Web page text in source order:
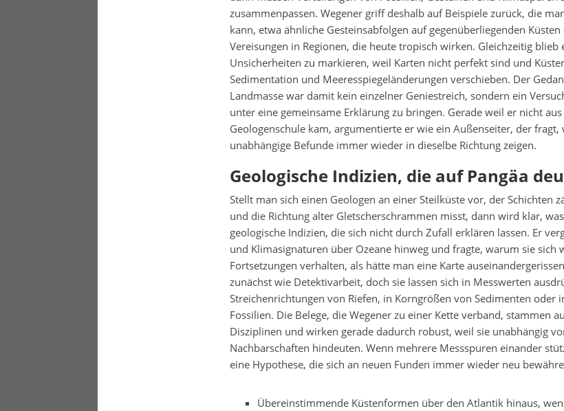
zusammenpassen. Wegener griff deshalb auf Beispiele zurück, die
kann, etwa ähnliche Gesteinsabfolgen auf gegenüberliegenden
Vereisungen in Regionen, die heute tropisch wirken. Gleichzeitig blieb
Unsicherheiten zu markieren, weil Karten nicht perfekt sind und
Sedimentation und Meeresspiegeländerungen verschieben. Der
Landmasse war damit kein einzelner Geniestreich, sondern ein
unter eine gemeinsame Erklärung zu bringen. Gerade weil er nicht
Geologenschule kam, argumentierte er wie ein Außenseiter, der
unabhängige Befunde immer wieder in dieselbe Richtung zeigen.
Geologische Indizien, die auf Pangäa
Stellt man sich einen Geologen an einer Steilküste vor, der Schichten
und die Richtung alter Gletscherschrammen misst, dann wird klar,
geologische Indizien, die sich nicht durch Zufall erklären lassen. Er
und Klimasignaturen über Ozeane hinweg und fragte, warum sie sich
Fortsetzungen verhalten, als hätte man eine Karte
zunächst wie Detektivarbeit, doch sie lassen sich in Messwerten
Streichenrichtungen von Riefen, in Korngrößen von Sedimenten oder
Fossilien. Die Belege, die Wegener zu einer Kette verband, stammen
Disziplinen und wirken gerade dadurch robust, weil sie unabhängig
Nachbarschaften hindeuten. Wenn mehrere Messspuren einander
eine Hypothese, die sich an neuen Funden immer wieder neu
Übereinstimmende Küstenformen über den Atlantik hinaus,